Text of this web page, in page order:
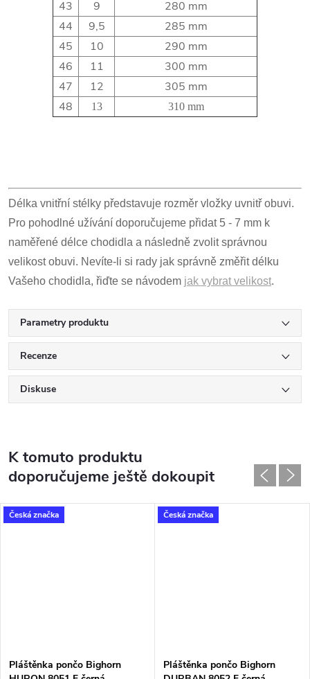
43 9
280 mm
44
9,5
285 mm
45
10
290 mm
46
11
300 mm
47
12
305 mm
48
13 310 mm
Délka vnitřní stélky představuje rozměr vložky uvnitř obuvi.
Pro pohodlné užívání doporučujeme přidat 5 - 7 mm k
naměřené délce chodidla a následně zvolit správnou
velikost obuvi. Nevíte-li si rady jak správně změřit délku
Vašeho chodidla, řiďte se návodem jak vybrat velikost.
Parametry produktu
Recenze
Diskuse
K tomuto produktu
doporučujeme ještě dokoupit
Česká značka
Pláštěnka pončo Bighorn
Česká značka
Pláštěnka pončo Bighorn